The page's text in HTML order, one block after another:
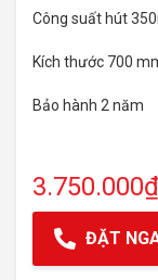
Công suất hút
Kích thước 700
Bảo hành 2 năm
3.750.000₫
ĐẶT